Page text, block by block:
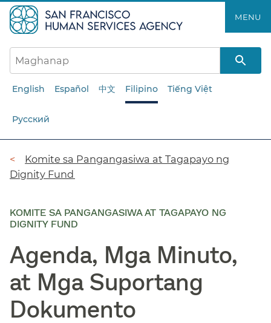
ang
pangunahing
nilalaman​​
MENU​​
English Español 中文 Filipino Tiếng Việt
Русский
Breadcrumb​​
Komite sa Pangangasiwa at Tagapayo ng
Dignity Fund​​
KOMITE SA PANGANGASIWA AT TAGAPAYO NG
DIGNITY FUND
Agenda, Mga Minuto,
at Mga Suportang
Dokumento​​